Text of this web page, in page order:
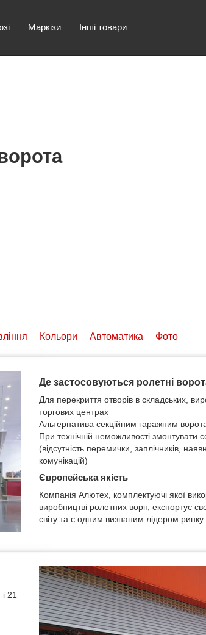
Маркізи Інші товари
Кольори Автоматика Фото
Де застосовуються ролетні
Для перекриття отворів в складських,
торгових центрах
Альтернатива секційним гаражним
При технічній неможливості змонтувати
(відсутність перемички, заплічників,
комунікацій)
Європейська якість
Компанія Алютех, комплектуючі якої
виробництві ролетних воріт, експортує
світу та є одним визнаним лідером ринку
21